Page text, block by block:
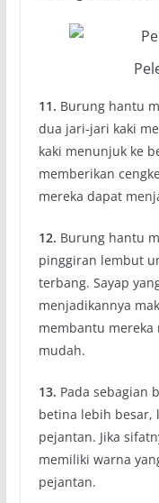
11. Burung hantu
dua jari-jari kaki
kaki menunjuk ke
memberikan
mereka dapat
12. Burung hantu
pinggiran lembut
terbang. Sayap
menjadikannya
membantu mereka
mudah.
13. Pada sebagian
betina lebih besar,
pejantan. Jika
memiliki warna
pejantan.